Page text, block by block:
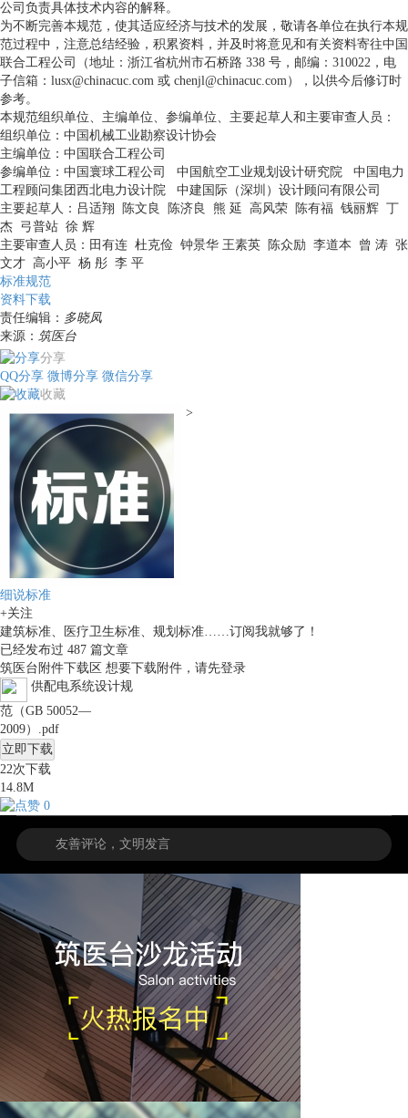
公司负责具体技术内容的解释。
为不断完善本规范，使其适应经济与技术的发展，敬请各单位在执行本规
范过程中，注意总结经验，积累资料，并及时将意见和有关资料寄往中国
联合工程公司（地址：浙江省杭州市石桥路 338 号，邮编：310022，电
子信箱：lusx@chinacuc.com 或 chenjl@chinacuc.com），以供今后修订时
参考。
本规范组织单位、主编单位、参编单位、主要起草人和主要审查人员：
组织单位：中国机械工业勘察设计协会
主编单位：中国联合工程公司
参编单位：中国寰球工程公司 中国航空工业规划设计研究院 中国电力
工程顾问集团西北电力设计院 中建国际（深圳）设计顾问有限公司
主要起草人：吕适翔 陈文良 陈济良 熊 延 高风荣 陈有福 钱丽辉 丁
杰 弓普站 徐 辉
主要审查人员：田有连 杜克俭 钟景华 王素英 陈众励 李道本 曾 涛 张
文才 高小平 杨 彤 李 平
标准规范
资料下载
责任编辑： 多晓凤
来源： 筑医台
分享
QQ分享 微博分享 微信分享
收藏
>
细说标准
+关注
建筑标准、医疗卫生标准、规划标准……订阅我就够了！
已经发布过 487 篇文章
筑医台附件下载区 想要下载附件，请先登录
供配电系统设计规
范（GB 50052—
2009）.pdf
立即下载
22次下载
14.8M
0